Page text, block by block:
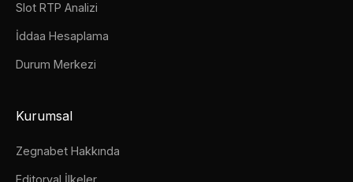
Slot RTP Analizi
İddaa Hesaplama
Durum Merkezi
Kurumsal
Zegnabet Hakkında
Editoryal İlkeler